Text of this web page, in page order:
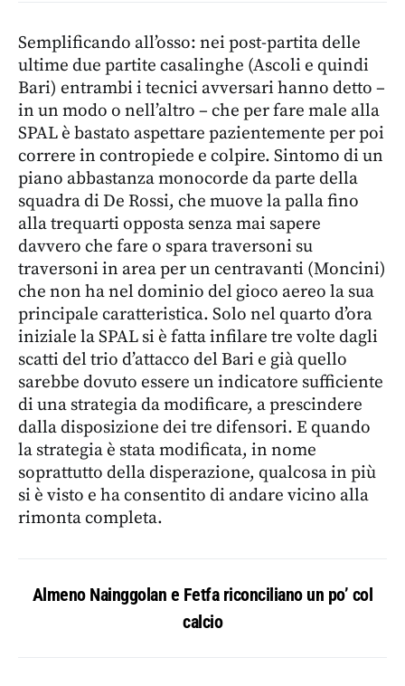
Semplificando all’osso: nei post-partita delle
ultime due partite casalinghe (Ascoli e quindi
Bari) entrambi i tecnici avversari hanno detto –
in un modo o nell’altro – che per fare male alla
SPAL è bastato aspettare pazientemente per poi
correre in contropiede e colpire. Sintomo di un
piano abbastanza monocorde da parte della
squadra di De Rossi, che muove la palla fino
alla trequarti opposta senza mai sapere
davvero che fare o spara traversoni su
traversoni in area per un centravanti (Moncini)
che non ha nel dominio del gioco aereo la sua
principale caratteristica. Solo nel quarto d’ora
iniziale la SPAL si è fatta infilare tre volte dagli
scatti del trio d’attacco del Bari e già quello
sarebbe dovuto essere un indicatore sufficiente
di una strategia da modificare, a prescindere
dalla disposizione dei tre difensori. E quando
la strategia è stata modificata, in nome
soprattutto della disperazione, qualcosa in più
si è visto e ha consentito di andare vicino alla
rimonta completa.
Almeno Nainggolan e Fetfa riconciliano un po’ col
calcio